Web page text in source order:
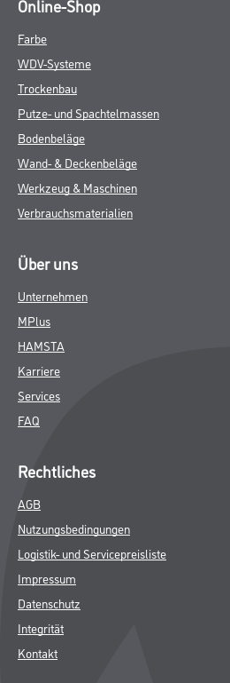
Online-Shop
Farbe
WDV-Systeme
Trockenbau
Putze- und Spachtelmassen
Bodenbeläge
Wand- & Deckenbeläge
Werkzeug & Maschinen
Verbrauchsmaterialien
Über uns
Unternehmen
MPlus
HAMSTA
Karriere
Services
FAQ
Rechtliches
AGB
Nutzungsbedingungen
Logistik- und Servicepreisliste
Impressum
Datenschutz
Integrität
Kontakt